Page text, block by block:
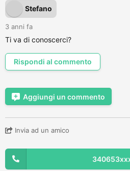
Stefano
3 anni fa
Ti va di conoscerci?
Rispondi al commento
Aggiungi un commento
Invia ad un amico